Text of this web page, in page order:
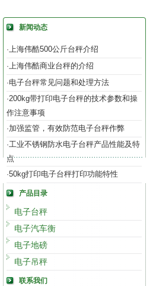
新闻动态
·上海伟酷500公斤台秤介绍
·上海伟酷商业台秤的介绍
·电子台秤常见问题和处理方法
·200kg带打印电子台秤的技术参数和操
作注意事项
·加强监管，有效防范电子台秤作弊
·工业不锈钢防水电子台秤产品性能及特
点
·50kg打印电子台秤打印功能特性
产品目录
电子台秤
电子汽车衡
电子地磅
电子吊秤
联系我们